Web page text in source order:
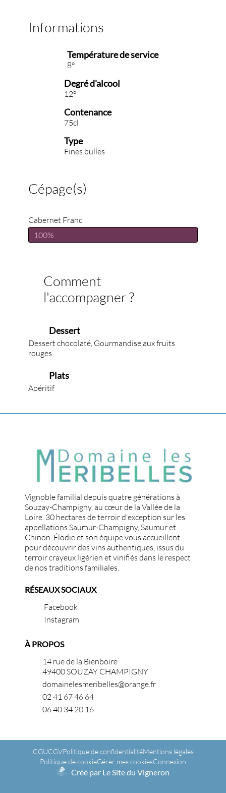
Informations
Température de service
8°
Degré d'alcool
12°
Contenance
75cl
Type
Fines bulles
Cépage(s)
Cabernet Franc
100%
Comment
l'accompagner ?
Dessert
Dessert chocolaté, Gourmandise aux fruits
rouges
Plats
Apéritif
Vignoble familial depuis quatre générations à
Souzay-Champigny, au cœur de la Vallée de la
Loire. 30 hectares de terroir d'exception sur les
appellations Saumur-Champigny, Saumur et
Chinon. Élodie et son équipe vous accueillent
pour découvrir des vins authentiques, issus du
terroir crayeux ligérien et vinifiés dans le respect
de nos traditions familiales.
RÉSEAUX SOCIAUX
Facebook
Instagram
À PROPOS
14 rue de la Bienboire
49400 SOUZAY CHAMPIGNY
domainelesmeribelles@orange.fr
02 41 67 46 64
06 40 34 20 16
CGUCGVPolitique de confidentialitéMentions légales
Politique de cookieGérer mes cookiesConnexion
Créé par Le Site du Vigneron